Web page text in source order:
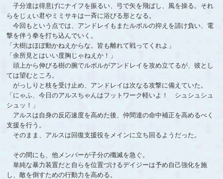
子分達は得意げにナイフを振るい、弓で矢を飛ばし、風を操る。それ
らをじぇい君やミミサキは一斉に浴びる形となる。
今回もという点では、アンドレイもまたルボルの抑えを請け負い、電
撃を伴う拳を打ち込んでいく。
「大樹はほぼ動かねえからな。皆も離れて戦ってくれよ」
「余所見とはいい度胸じゃねえか！」
頭上から伸びる樹の腕でルボルがアンドレイを攻め立てるが、彼とし
ては望むところ。
がっしりと枝を受け止め、アンドレイは次なる攻撃に備えていた。
「にゃふ、今日のアルスちゃんはフットワーク軽いよ！ シュシュシュ
シュッ！」
アルスは自身の反応速度を高めた後、仲間達の命中補正を高めるべく
支援を行う。
そのまま、アルスは回復支援役をメインに立ち回るようだった。
その間にも、他メンバーが子分の殲滅を急ぐ。
単純な暴力装置だと自らを位置づけるデイジーは予め自己強化を施
し、敵を倒すための行動力を高める。